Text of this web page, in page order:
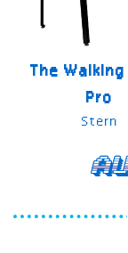
The Walking
Pro
Stern